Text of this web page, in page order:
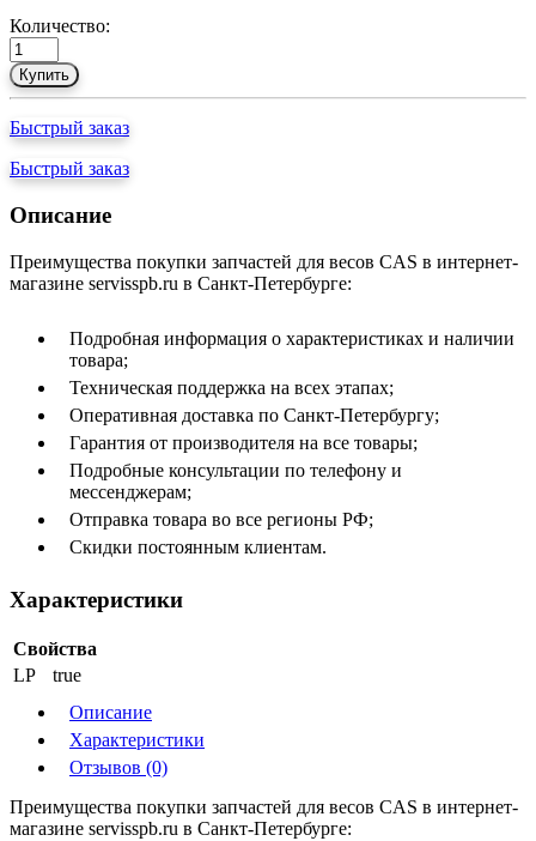
Количество:
Купить
Быстрый заказ
Быстрый заказ
Описание
Преимущества покупки запчастей для весов CAS в интернет-
магазине servisspb.ru в Санкт-Петербурге:
Подробная информация о характеристиках и наличии
товара;
Техническая поддержка на всех этапах;
Оперативная доставка по Санкт-Петербургу;
Гарантия от производителя на все товары;
Подробные консультации по телефону и
мессенджерам;
Отправка товара во все регионы РФ;
Скидки постоянным клиентам.
Характеристики
Свойства
LP
true
Описание
Характеристики
Отзывов (0)
Преимущества покупки запчастей для весов CAS в интернет-
магазине servisspb.ru в Санкт-Петербурге: